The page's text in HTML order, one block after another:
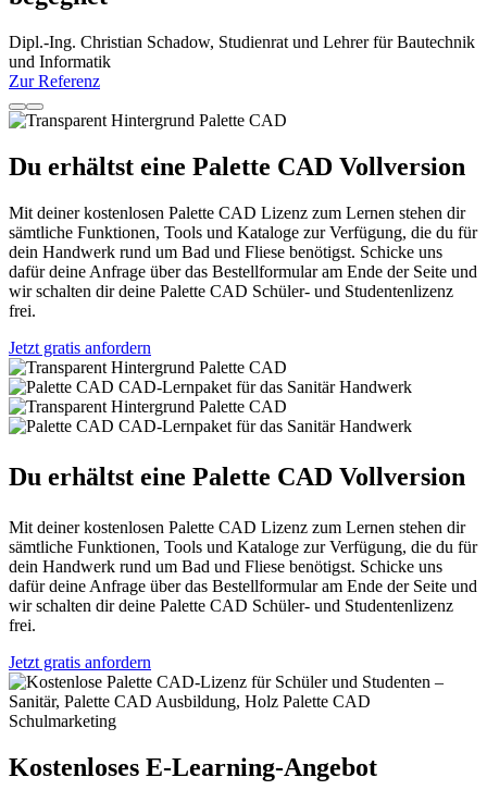
Dipl.-Ing. Christian Schadow, Studienrat und Lehrer für Bautechnik
und Informatik
Zur Referenz
Du erhältst eine Palette CAD Vollversion
Mit deiner kostenlosen Palette CAD Lizenz zum Lernen stehen dir
sämtliche Funktionen, Tools und Kataloge zur Verfügung, die du für
dein Handwerk rund um Bad und Fliese benötigst. Schicke uns
dafür deine Anfrage über das Bestellformular am Ende der Seite und
wir schalten dir deine Palette CAD Schüler- und Studentenlizenz
frei.
Jetzt gratis anfordern
Du erhältst eine Palette CAD Vollversion
Mit deiner kostenlosen Palette CAD Lizenz zum Lernen stehen dir
sämtliche Funktionen, Tools und Kataloge zur Verfügung, die du für
dein Handwerk rund um Bad und Fliese benötigst. Schicke uns
dafür deine Anfrage über das Bestellformular am Ende der Seite und
wir schalten dir deine Palette CAD Schüler- und Studentenlizenz
frei.
Jetzt gratis anfordern
Kostenloses E-Learning-Angebot